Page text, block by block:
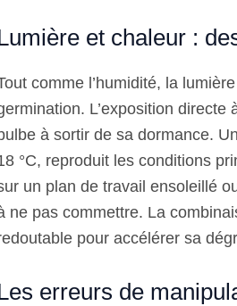
et chaleur :
comme l’humidité, la
L’exposition directe
à sortir de sa dormance.
°C, reproduit les conditions
un plan de travail ensoleillé
ne pas commettre. La
pour accélérer sa
erreurs de